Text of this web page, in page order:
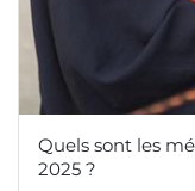
Quels sont les
2025 ?